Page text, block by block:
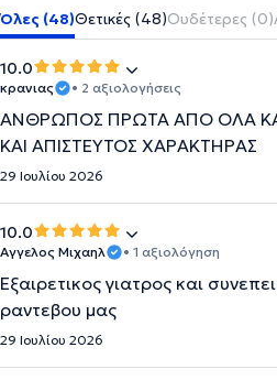
Όλες (48)Θετικές (48)Ουδέτερες (0)
10.0
κρανιας • 2 αξιολογήσεις
ΑΝΘΡΩΠΟΣ ΠΡΩΤΑ ΑΠΟ ΟΛΑ
ΚΑΙ ΑΠΊΣΤΕΥΤΟΣ ΧΑΡΑΚΤΗΡΑΣ
29 Ιουλίου 2026
10.0
Αγγελος Μιχαηλ • 1 αξιολόγηση
Εξαιρετικος γιατρος και
ραντεβου μας
29 Ιουλίου 2026